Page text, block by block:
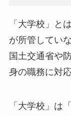
「大学校」と
が所管してい
国土交通省や
身の職務に対
「大学校」は